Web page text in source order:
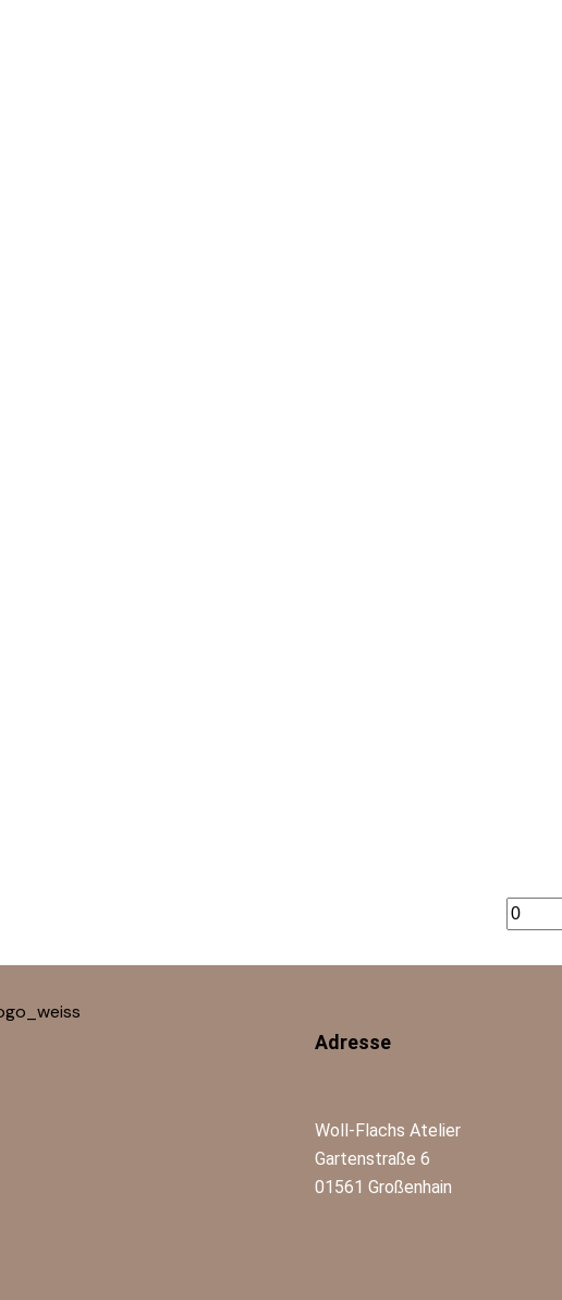
Adresse
Woll-Flachs Atelier
Gartenstraße 6
01561 Großenhain